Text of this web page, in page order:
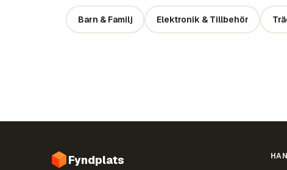
Barn & Familj Elektronik & Tillbehör
Fyndplats